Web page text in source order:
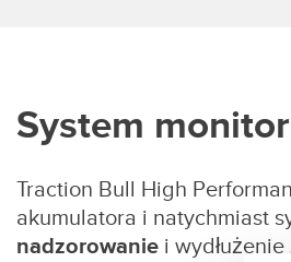
System
Traction Bull High
akumulatora i natychmiast
nadzorowanie i